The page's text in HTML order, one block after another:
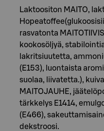
Laktoositon MAITO,
rasvatonta
kookosöljyä,
lakritsiuutetta,
(E153), luontaista
suolaa, liivatetta.),
MAITOJAUHE,
tärkkelys E1414,
(E466),
dekstroosi.